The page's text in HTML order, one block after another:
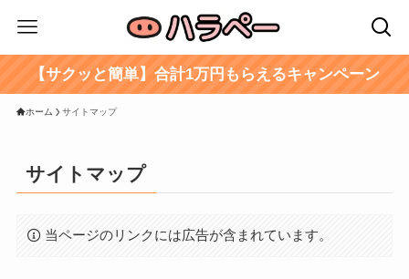
【サクッと簡単】合計1万円もらえるキャンペーン
ホーム サイトマップ
サイトマップ
当ページのリンクには広告が含まれています。